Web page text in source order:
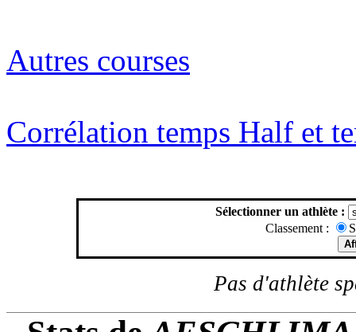
Autres courses
Corrélation temps Half et
Sélectionner un athlète :
Classement :
Pas d'athlète